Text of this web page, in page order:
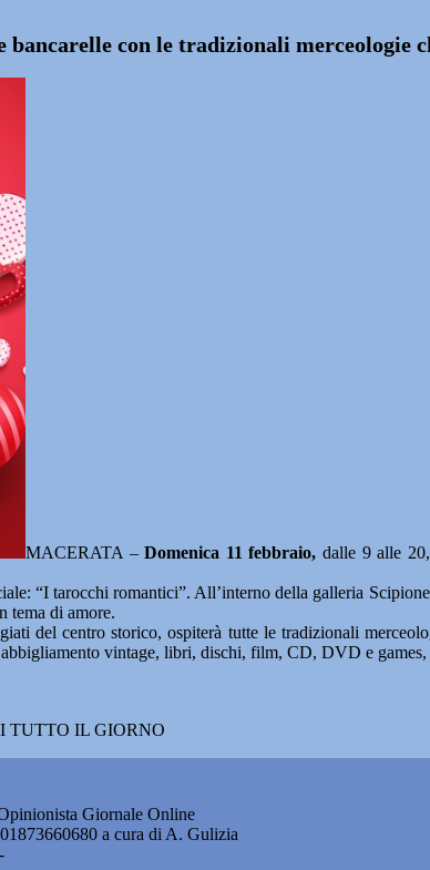
con le tradizionali merceologie
MACERATA –Domenica 11 febbraio, dalle 9 alle
“I tarocchi romantici”. All’interno della galleria
tema di amore.
del centro storico, ospiterà tutte le tradizionali
vintage, libri, dischi, film, CD, DVD e
TUTTO IL GIORNO
Giornale Online
a cura di A. Gulizia
-